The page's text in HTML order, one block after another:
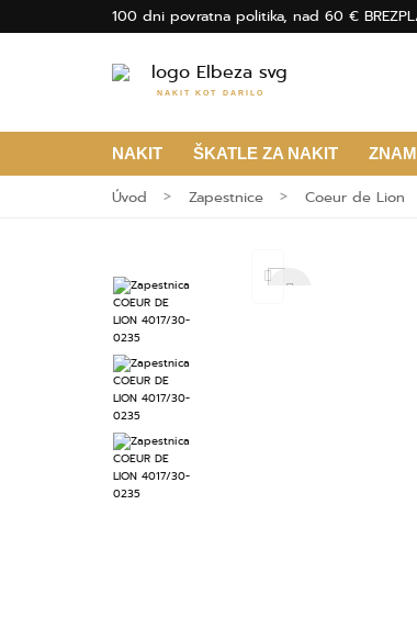
100 dni povratna politika, nad 60 €
NAKIT KOT DARILO
NAKIT ŠKATLE ZA NAKIT
Úvod Zapestnice Coeur de Lion